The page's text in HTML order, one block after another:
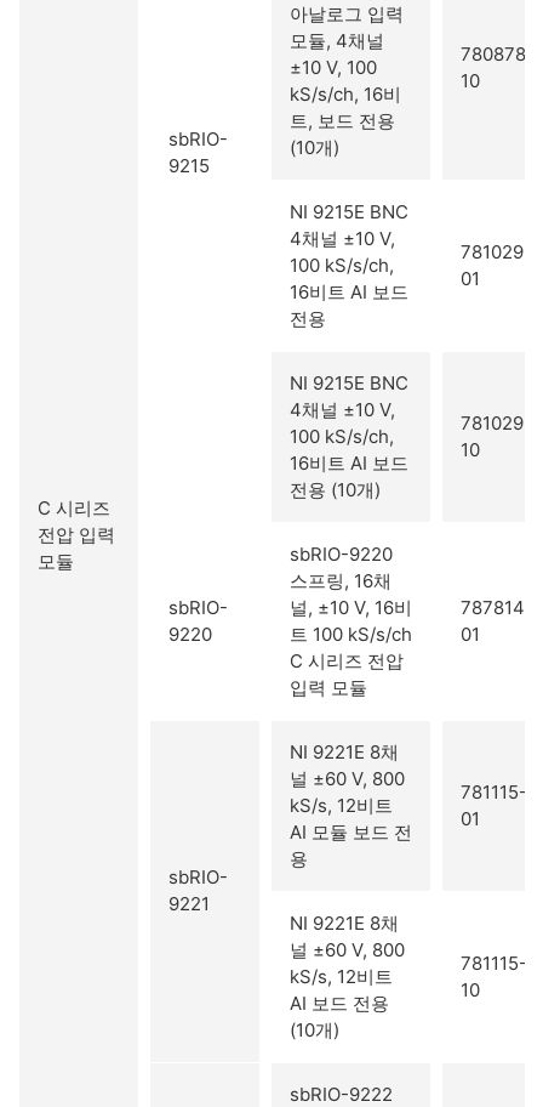
C 시리즈
전압 입력
모듈
sbRIO-
9215
아날로그 입력
모듈, 4채널
±10 V, 100
kS/s/ch, 16비
트, 보드 전용
(10개)
780878-
10
NI 9215E BNC
4채널 ±10 V,
100 kS/s/ch,
16비트 AI 보드
전용
781029-
01
NI 9215E BNC
4채널 ±10 V,
100 kS/s/ch,
16비트 AI 보드
전용 (10개)
781029-
10
sbRIO-
9220
sbRIO-9220
스프링, 16채
널, ±10 V, 16비
트 100 kS/s/ch
C 시리즈 전압
입력 모듈
787814-
01
sbRIO-
9221
NI 9221E 8채
널 ±60 V, 800
kS/s, 12비트
AI 모듈 보드 전
용
781115-
01
NI 9221E 8채
널 ±60 V, 800
kS/s, 12비트
AI 보드 전용
(10개)
781115-
10
sbRIO-9222